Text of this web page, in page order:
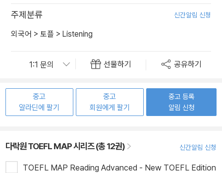
주제분류 신간알림 신청
외국어 > 토플 > Listening
선물하기 공유하기
중고
알라딘에 팔기
중고
회원에게 팔기
중고 등록
알림 신청
다락원 TOEFL MAP 시리즈 (총 12권) 신간알림 신청
TOEFL MAP Reading Advanced - New TOEFL Edition